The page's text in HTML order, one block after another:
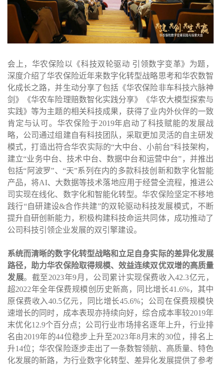
会上，华农保险以《科技双轮驱动 引领数字变革》为题，
深度介绍了华农保险近年来数字化转型战略思考和华农数智
化成长之路，并生动分享了包括《华农保险非车科技六脉神
剑》《华农车险理赔数智化实践分享》《华农大模型探索与
实践》等为主题的相关科技成果，获得了业内外伙伴的一致
肯定与认可。华农保险于2019年启动了科技赋能的发展战
略，公司通过组建自有科技团队，采取更加灵活的自主研发
模式，打造出符合华农实际的“大中台、小前台”科技架构，
建立“业务中台、技术中台、数据中台和运营中台”，并推出
包括“阿波罗”、“天”系列在内的多款科技创新和数字化智能
产品，将AI、大数据等技术落地应用于经营全流程，推进公
司实现在线化、数字化和智能化转型。华农保险坚定不移地
践行“自研建设&合作共建”的双轮驱动科技发展模式，不断
提升自研创新能力，积极构建科技命运共同体，成功推动了
公司科技引领企业发展的双引擎建设。
系统而清晰的数字化转型战略和立足自身实际的差异化发展
路径，助力华农保险取得规模、效益连续双优双增的高质量
发展。截至2023年9月，公司累计实现保费收入42.3亿元，
超2022年全年保费规模创历史新高，同比增长41.6%，其中
原保费收入40.5亿元，同比增长45.6%；公司在保费规模快
速增长的同时，成本表现亦持续向好，综合成本率较2019年
末优化12.9个百分点；公司行业市场排名逐年上升，行业排
名由2019年的44位稳步上升至2023年8月末的30位，排名上
升14位；华农保险逐步走出了一条数智领航、高质量、特色
化发展的新路，为行业数字化转型、差异化发展提供了参考